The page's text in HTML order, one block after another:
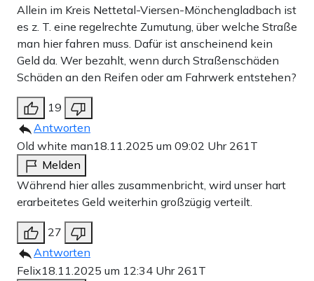
Allein im Kreis Nettetal-Viersen-Mönchengladbach ist
es z. T. eine regelrechte Zumutung, über welche Straße
man hier fahren muss. Dafür ist anscheinend kein
Geld da. Wer bezahlt, wenn durch Straßenschäden
Schäden an den Reifen oder am Fahrwerk entstehen?
19
Antworten
Old white man18.11.2025 um 09:02 Uhr 261T
Melden
Während hier alles zusammenbricht, wird unser hart
erarbeitetes Geld weiterhin großzügig verteilt.
27
Antworten
Felix18.11.2025 um 12:34 Uhr 261T